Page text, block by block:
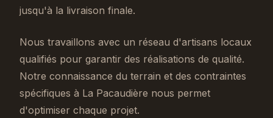
jusqu'à la livraison finale.
Nous travaillons avec un réseau d'artisans locaux
qualifiés pour garantir des réalisations de qualité.
Notre connaissance du terrain et des contraintes
spécifiques à La Pacaudière nous permet
d'optimiser chaque projet.